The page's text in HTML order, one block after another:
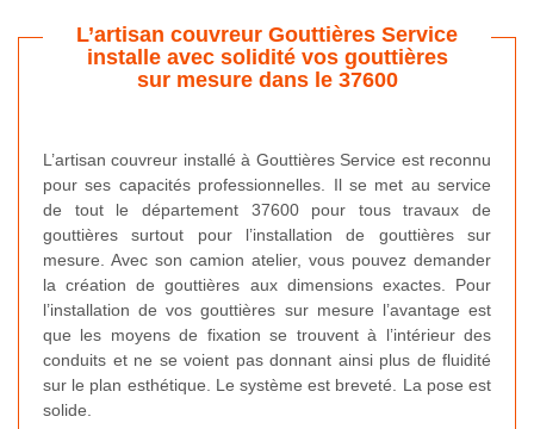
L’artisan couvreur Gouttières Service
installe avec solidité vos gouttières
sur mesure dans le 37600
L’artisan couvreur installé à Gouttières Service est reconnu
pour ses capacités professionnelles. Il se met au service
de tout le département 37600 pour tous travaux de
gouttières surtout pour l’installation de gouttières sur
mesure. Avec son camion atelier, vous pouvez demander
la création de gouttières aux dimensions exactes. Pour
l’installation de vos gouttières sur mesure l’avantage est
que les moyens de fixation se trouvent à l’intérieur des
conduits et ne se voient pas donnant ainsi plus de fluidité
sur le plan esthétique. Le système est breveté. La pose est
solide.